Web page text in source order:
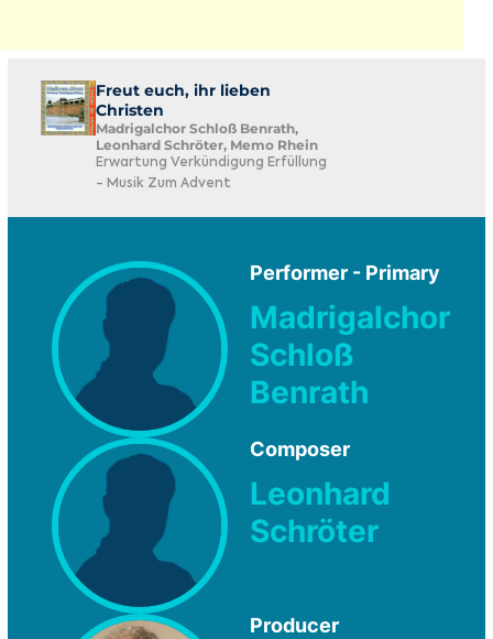
Freut euch, ihr lieben
Christen
Madrigalchor Schloß Benrath,
Leonhard Schröter, Memo Rhein
Erwartung Verkündigung Erfüllung
- Musik Zum Advent
Performer - Primary
Madrigalchor
Schloß
Benrath
Composer
Leonhard
Schröter
Producer